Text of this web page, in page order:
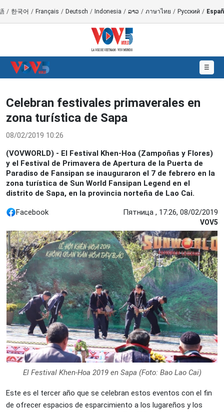
/ 한국어 / Français / Deutsch / Indonesia / ລາວ / ภาษาไทย / Русский /
☰
Celebran festivales primaverales en
zona turística de Sapa
08/02/2019 10:26
(VOVWORLD) - El Festival Khen-Hoa (Zampoñas y Flores)
y el Festival de Primavera de Apertura de la Puerta de
Paradiso de Fansipan se inauguraron el 7 de febrero en la
zona turística de Sun World Fansipan Legend en el
distrito de Sapa, en la provincia norteña de Lao Cai.
Facebook Пятница , 17:26, 08/02/2019
VOV5
El Festival Khen-Hoa 2019 en Sapa (Foto: Bao Lao Cai)
Este es el tercer año que se celebran estos eventos con el fin
de ofrecer espacios de esparcimiento a los lugareños y los